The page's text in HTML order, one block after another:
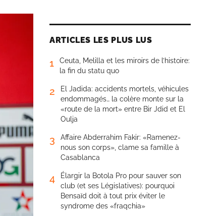
ARTICLES LES PLUS LUS
1
Ceuta, Melilla et les miroirs de l’histoire:
la fin du statu quo
2
El Jadida: accidents mortels, véhicules
endommagés… la colère monte sur la
«route de la mort» entre Bir Jdid et El
Oulja
3
Affaire Abderrahim Fakir: «Ramenez-
nous son corps», clame sa famille à
Casablanca
4
Élargir la Botola Pro pour sauver son
club (et ses Législatives): pourquoi
Bensaïd doit à tout prix éviter le
syndrome des «fraqchia»